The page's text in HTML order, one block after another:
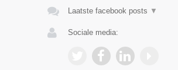
Laatste facebook posts ▼
Sociale media: